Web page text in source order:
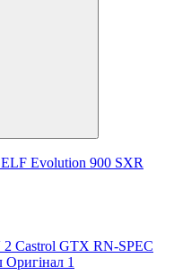
Evolution 900 SXR